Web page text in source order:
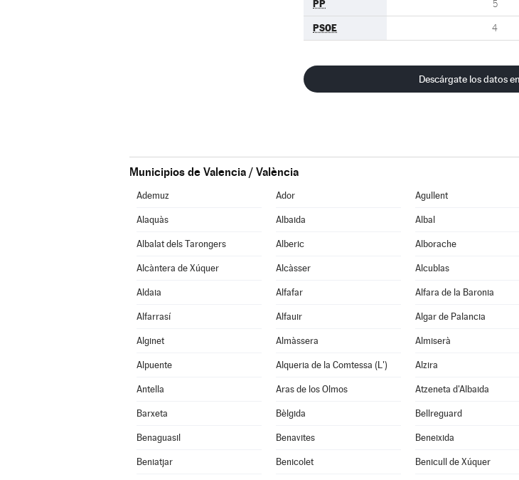
PP 5
PSOE 4
Descárgate los datos
Municipios de Valencia / València
Ademuz Ador Agullent
Alaquàs Albaida Albal
Albalat dels Tarongers Alberic Alborache
Alcàntera de Xúquer Alcàsser Alcublas
Aldaia Alfafar Alfara de la Baronia
Alfarrasí Alfauir Algar de Palancia
Alginet Almàssera Almiserà
Alpuente Alqueria de la Comtessa (L') Alzira
Antella Aras de los Olmos Atzeneta d'Albaida
Barxeta Bèlgida Bellreguard
Benaguasil Benavites Beneixida
Beniatjar Benicolet Benicull de Xúquer